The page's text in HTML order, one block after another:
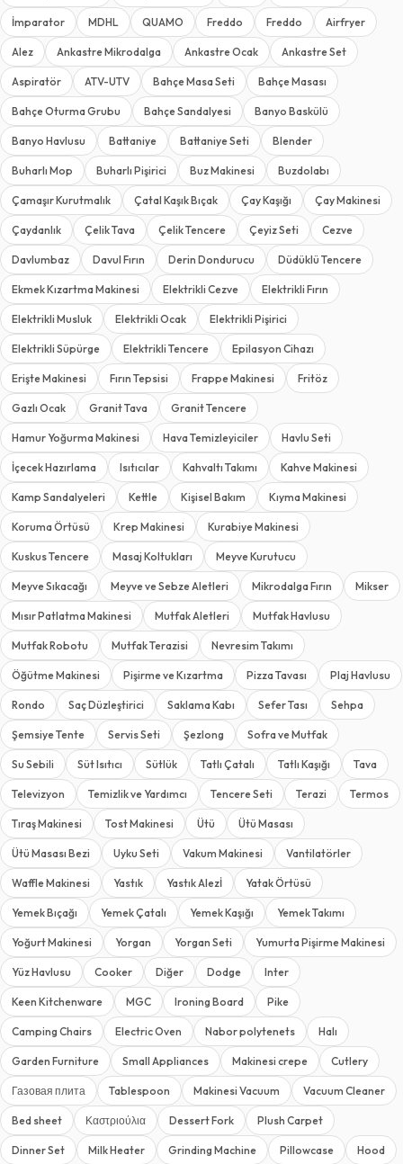
İmparator MDHL QUAMO Freddo Freddo Airfryer
Alez Ankastre Mikrodalga Ankastre Ocak Ankastre Set
Aspiratör ATV-UTV Bahçe Masa Seti Bahçe Masası
Bahçe Oturma Grubu Bahçe Sandalyesi Banyo Baskülü
Banyo Havlusu Battaniye Battaniye Seti Blender
Buharlı Mop Buharlı Pişirici Buz Makinesi Buzdolabı
Çamaşır Kurutmalık Çatal Kaşık Bıçak Çay Kaşığı Çay Makinesi
Çaydanlık Çelik Tava Çelik Tencere Çeyiz Seti Cezve
Davlumbaz Davul Fırın Derin Dondurucu Düdüklü Tencere
Ekmek Kızartma Makinesi Elektrikli Cezve Elektrikli Fırın
Elektrikli Musluk Elektrikli Ocak Elektrikli Pişirici
Elektrikli Süpürge Elektrikli Tencere Epilasyon Cihazı
Erişte Makinesi Fırın Tepsisi Frappe Makinesi Fritöz
Gazlı Ocak Granit Tava Granit Tencere
Hamur Yoğurma Makinesi Hava Temizleyiciler Havlu Seti
İçecek Hazırlama Isıtıcılar Kahvaltı Takımı Kahve Makinesi
Kamp Sandalyeleri Kettle Kişisel Bakım Kıyma Makinesi
Koruma Örtüsü Krep Makinesi Kurabiye Makinesi
Kuskus Tencere Masaj Koltukları Meyve Kurutucu
Meyve Sıkacağı Meyve ve Sebze Aletleri Mikrodalga Fırın Mikser
Mısır Patlatma Makinesi Mutfak Aletleri Mutfak Havlusu
Mutfak Robotu Mutfak Terazisi Nevresim Takımı
Öğütme Makinesi Pişirme ve Kızartma Pizza Tavası Plaj Havlusu
Rondo Saç Düzleştirici Saklama Kabı Sefer Tası Sehpa
Şemsiye Tente Servis Seti Şezlong Sofra ve Mutfak
Su Sebili Süt Isıtıcı Sütlük Tatlı Çatalı Tatlı Kaşığı Tava
Televizyon Temizlik ve Yardımcı Tencere Seti Terazi Termos
Tıraş Makinesi Tost Makinesi Ütü Ütü Masası
Ütü Masası Bezi Uyku Seti Vakum Makinesi Vantilatörler
Waffle Makinesi Yastık Yastık Alezİ Yatak Örtüsü
Yemek Bıçağı Yemek Çatalı Yemek Kaşığı Yemek Takımı
Yoğurt Makinesi Yorgan Yorgan Seti Yumurta Pişirme Makinesi
Yüz Havlusu Cooker Diğer Dodge Inter
Keen Kitchenware MGC Ironing Board Pike
Camping Chairs Electric Oven Nabor polytenets Halı
Garden Furniture Small Appliances Makinesi crepe Cutlery
Газовая плита Tablespoon Makinesi Vacuum Vacuum Cleaner
Bed sheet Καστριούλια Dessert Fork Plush Carpet
Dinner Set Milk Heater Grinding Machine Pillowcase Hood